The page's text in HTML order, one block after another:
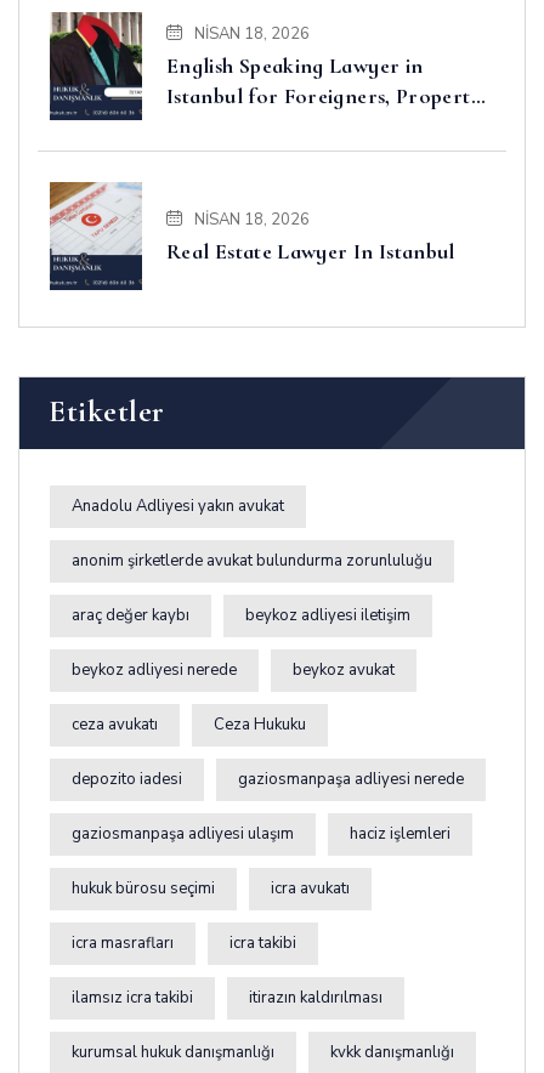
NISAN 18, 2026
English Speaking Lawyer in
Istanbul for Foreigners, Property,
NISAN 18, 2026
Real Estate Lawyer In Istanbul
Etiketler
Anadolu Adliyesi yakın avukat
anonim şirketlerde avukat bulundurma zorunluluğu
araç değer kaybı beykoz adliyesi iletişim
beykoz adliyesi nerede beykoz avukat
ceza avukatı Ceza Hukuku
depozito iadesi gaziosmanpaşa adliyesi nerede
gaziosmanpaşa adliyesi ulaşım haciz işlemleri
hukuk bürosu seçimi icra avukatı
icra masrafları icra takibi
ilamsız icra takibi itirazın kaldırılması
kurumsal hukuk danışmanlığı kvkk danışmanlığı